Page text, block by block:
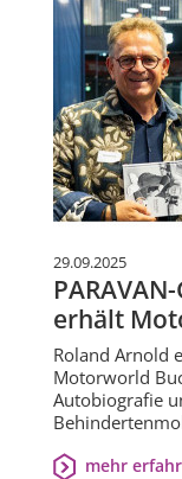
29.09.2025
erhält
Roland Arnold
Motorworld
Autobiografie
mehr